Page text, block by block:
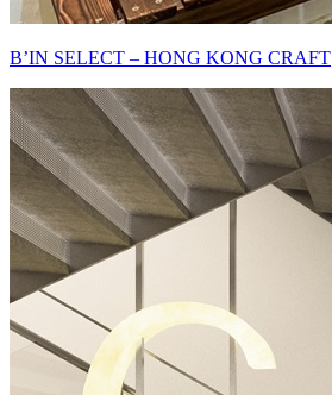
B’IN SELECT – HONG KONG CRAFT